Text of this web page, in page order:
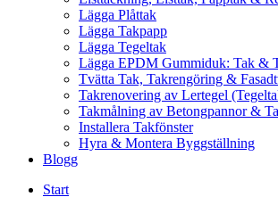
Lägga Plåttak
Lägga Takpapp
Lägga Tegeltak
Lägga EPDM Gummiduk: Tak &
Tvätta Tak, Takrengöring &
Takrenovering av Lertegel
Takmålning av Betongpannor &
Installera Takfönster
Hyra & Montera Byggställning
Blogg
Start